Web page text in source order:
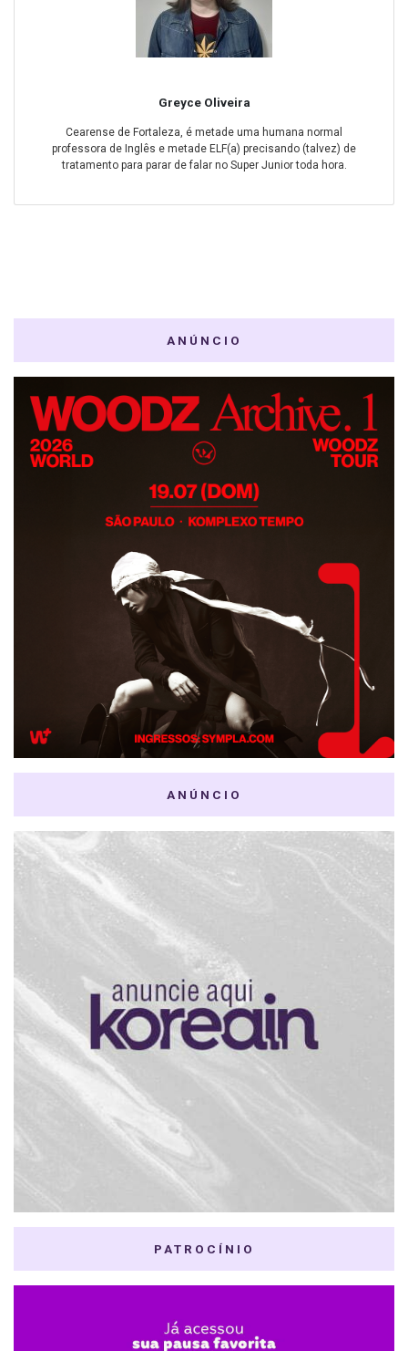
Greyce Oliveira
Cearense de Fortaleza, é metade uma humana normal
professora de Inglês e metade ELF(a) precisando (talvez) de
tratamento para parar de falar no Super Junior toda hora.
ANÚNCIO
ANÚNCIO
PATROCÍNIO